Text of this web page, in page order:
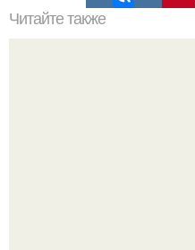
Читайте также